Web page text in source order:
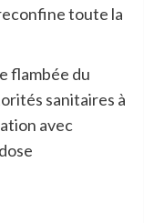
toute la
flambée du
sanitaires à
avec